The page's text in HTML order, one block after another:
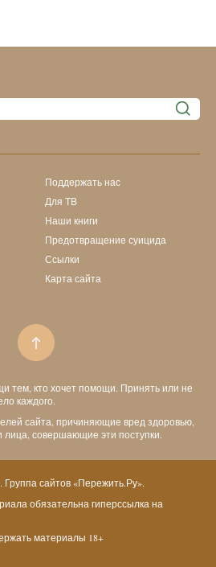
Поддержать нас
Для ТВ
Наши книги
Предотвращение суицида
Ссылки
Карта сайта
тем, кто хочет помощи. Принять или не
каждого.
сайта, причиняющие вред здоровью,
лица, совершающие эти поступки.
сайтов «Пережить.Ру».
обязательна гиперссылка на
материалы 18+